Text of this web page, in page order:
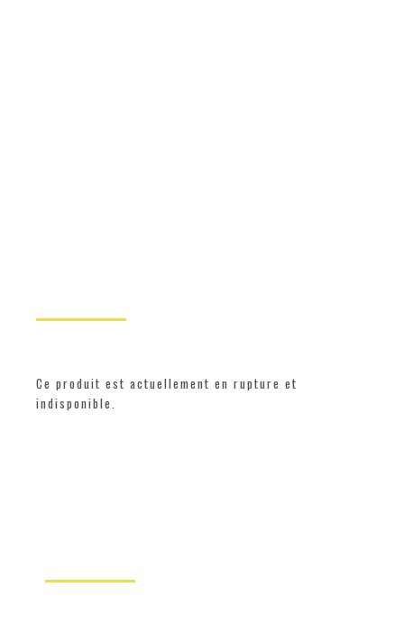
Ce produit est actuellement en rupture et
indisponible.